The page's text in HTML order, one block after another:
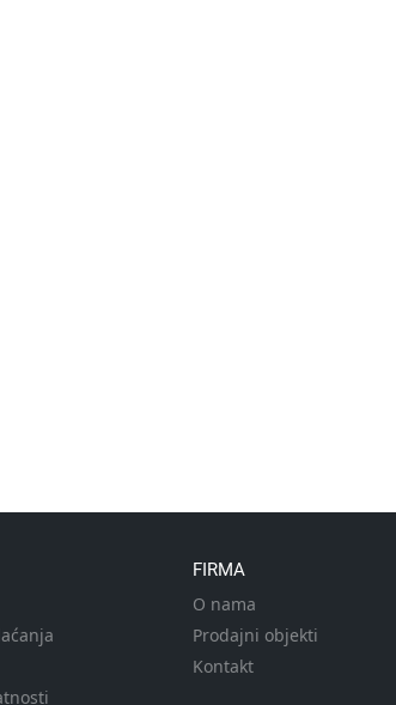
FIRMA
O nama
Prodajni objekti
Kontakt